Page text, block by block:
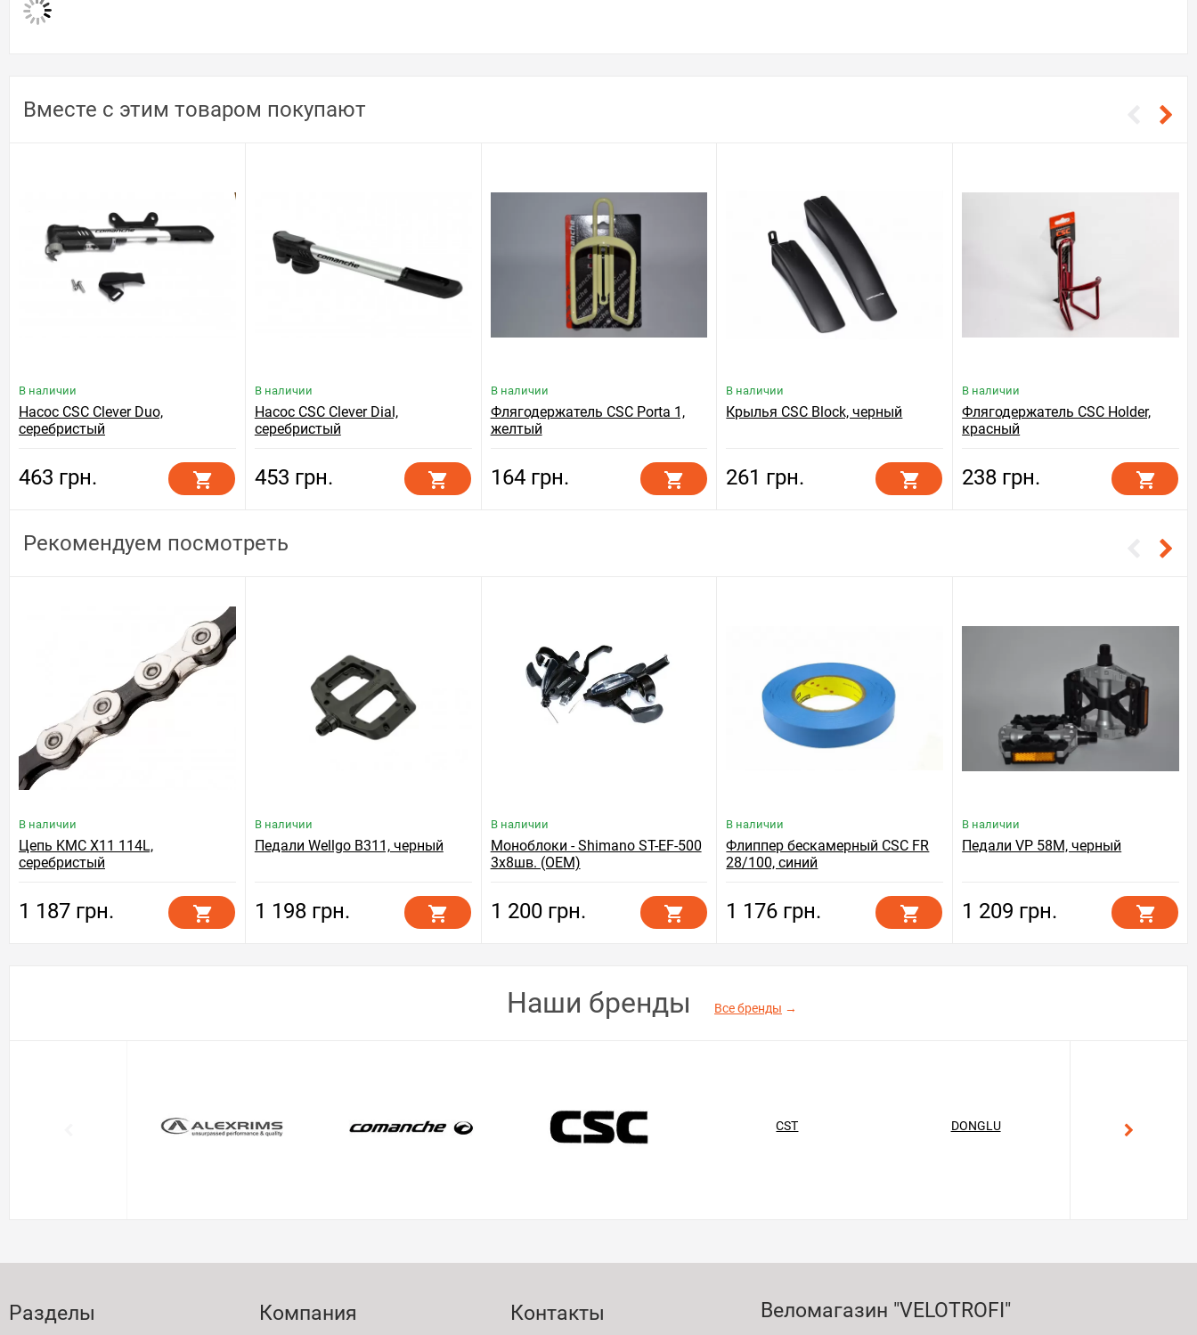
Вместе с этим товаром покупают
В наличии
Насос CSC Clever Duo,
серебристый
463 грн.
В наличии
Насос CSC Clever Dial,
серебристый
453 грн.
В наличии
Флягодержатель CSC Porta 1,
желтый
164 грн.
В наличии
Крылья CSC Block, черный
261 грн.
В наличии
Флягодержатель CSC Holder,
красный
238 грн.
Рекомендуем посмотреть
В наличии
Цепь KMC X11 114L,
серебристый
1 187 грн.
В наличии
Педали Wellgo B311, черный
1 198 грн.
В наличии
Моноблоки - Shimano ST-EF-500
3x8шв. (OEM)
1 200 грн.
В наличии
Флиппер бескамерный CSC FR
28/100, синий
1 176 грн.
В наличии
Педали VP 58M, черный
1 209 грн.
Наши бренды Все бренды →
CST DONGLU
Разделы Компания Контакты Веломагазин "VELOTROFI"